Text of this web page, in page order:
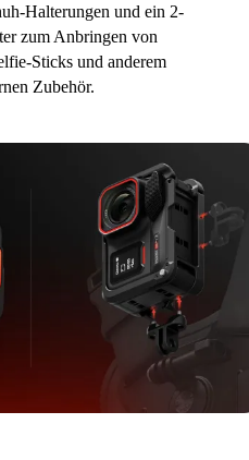
Halterungen und ein 2-
zum Anbringen von
Sticks und anderem
Zubehör.